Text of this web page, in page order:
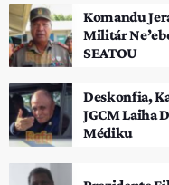
Komandu
Militár
SEATOU
Deskonfia,
JGCM Laiha
Médiku